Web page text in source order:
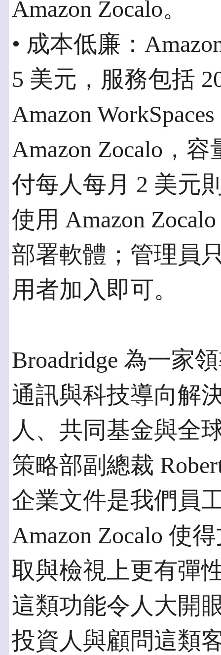
Amazon Zocalo。
• 成本低廉：
5 美元，服務包括
Amazon
Amazon Zocalo，
付每人每月 2 美元
使用 Amazon
部署軟體；管理員
用者加入即可。
Broadridge 為一家
通訊與科技導向解
人、共同基金與全
策略部副總裁
企業文件是我們員
Amazon Zocalo 使
取與檢視上更有彈
這類功能令人大開
投資人與顧問這類